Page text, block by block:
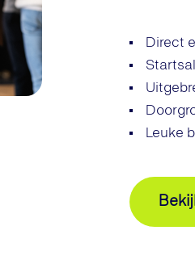
Direct
Leuke